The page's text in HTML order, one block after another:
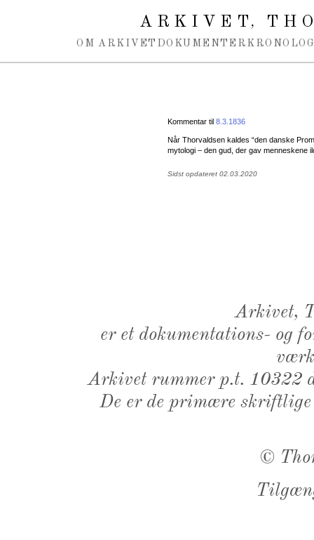
ARKIVET,
OM ARKIVET DOKUMENTER
Kommentar til 8.3.1836
Når Thorvaldsen kaldes “den danske
mytologi – den gud, der gav menneskene
Sidst opdateret 02.03.2020
Arkivet,
er et dokumentations- og
Arkivet rummer p.t. 10322
De er de primære
©